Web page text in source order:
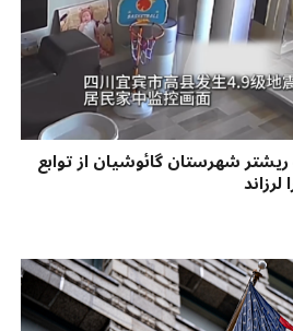
زمین‌لرزه‌ای به بزرگی 4.9 ریشتر شهرستان گائوشیان از توابع